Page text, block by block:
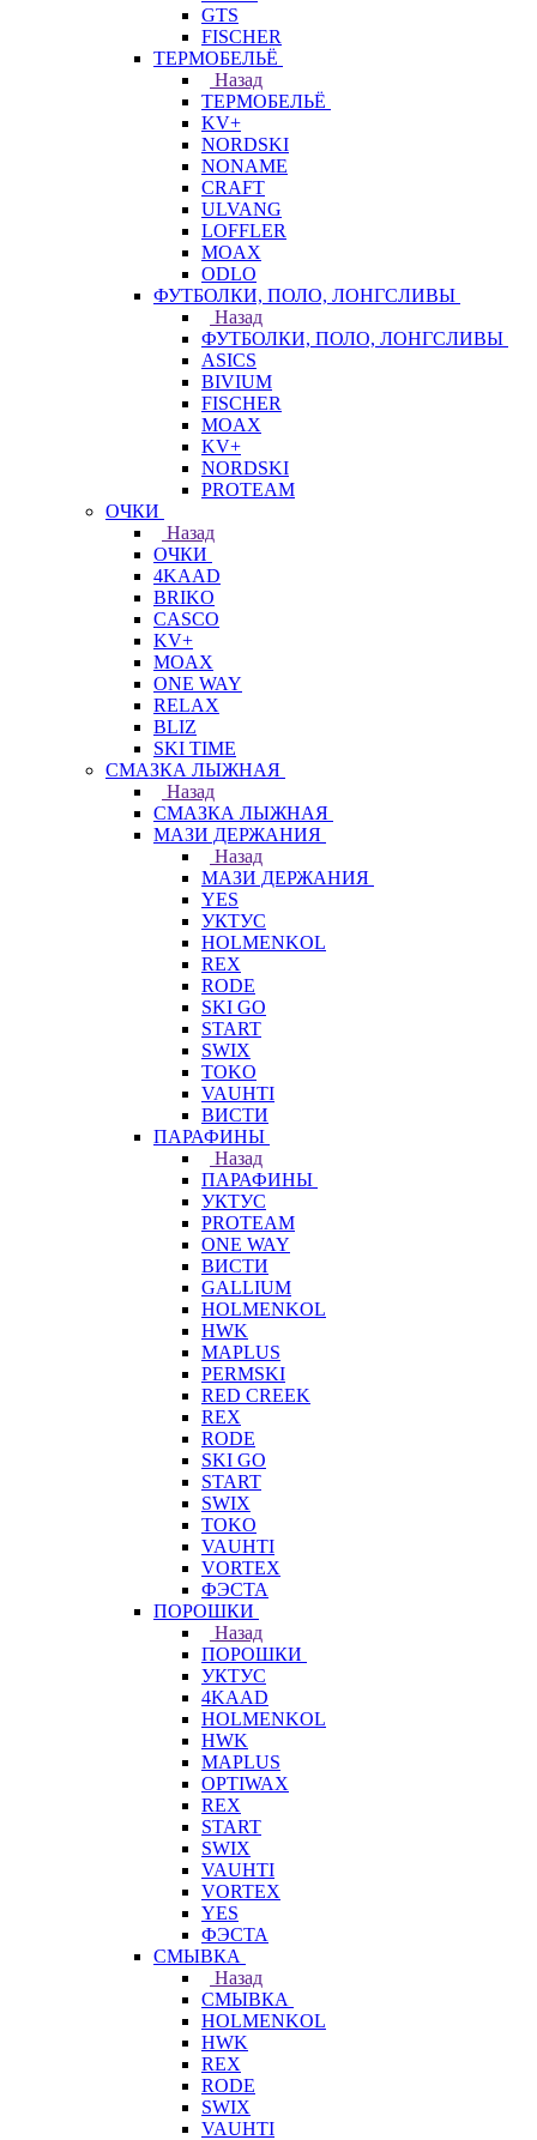
GTS
FISCHER
ТЕРМОБЕЛЬЁ
Назад
ТЕРМОБЕЛЬЁ
KV+
NORDSKI
NONAME
CRAFT
ULVANG
LOFFLER
MOAX
ODLO
ФУТБОЛКИ, ПОЛО, ЛОНГСЛИВЫ
Назад
ФУТБОЛКИ, ПОЛО, ЛОНГСЛИВЫ
ASICS
BIVIUM
FISCHER
MOAX
KV+
NORDSKI
PROTEAM
ОЧКИ
Назад
ОЧКИ
4KAAD
BRIKO
CASCO
KV+
MOAX
ONE WAY
RELAX
BLIZ
SKI TIME
СМАЗКА ЛЫЖНАЯ
Назад
СМАЗКА ЛЫЖНАЯ
МАЗИ ДЕРЖАНИЯ
Назад
МАЗИ ДЕРЖАНИЯ
YES
УКТУС
HOLMENKOL
REX
RODE
SKI GO
START
SWIX
TOKO
VAUHTI
ВИСТИ
ПАРАФИНЫ
Назад
ПАРАФИНЫ
УКТУС
PROTEAM
ONE WAY
ВИСТИ
GALLIUM
HOLMENKOL
HWK
MAPLUS
PERMSKI
RED CREEK
REX
RODE
SKI GO
START
SWIX
TOKO
VAUHTI
VORTEX
ФЭСТА
ПОРОШКИ
Назад
ПОРОШКИ
УКТУС
4KAAD
HOLMENKOL
HWK
MAPLUS
OPTIWAX
REX
START
SWIX
VAUHTI
VORTEX
YES
ФЭСТА
СМЫВКА
Назад
СМЫВКА
HOLMENKOL
HWK
REX
RODE
SWIX
VAUHTI